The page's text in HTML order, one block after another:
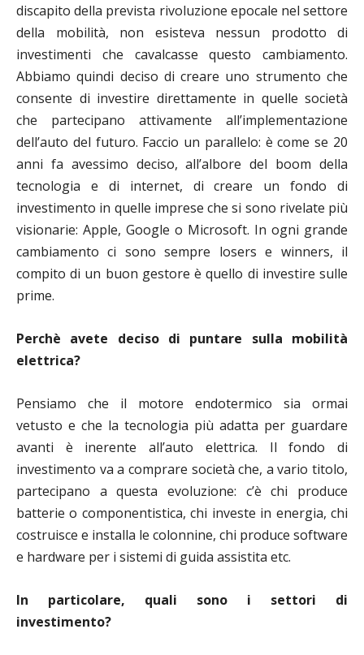
discapito della prevista rivoluzione epocale nel settore
della mobilità, non esisteva nessun prodotto di
investimenti che cavalcasse questo cambiamento.
Abbiamo quindi deciso di creare uno strumento che
consente di investire direttamente in quelle società
che partecipano attivamente all’implementazione
dell’auto del futuro. Faccio un parallelo: è come se 20
anni fa avessimo deciso, all’albore del boom della
tecnologia e di internet, di creare un fondo di
investimento in quelle imprese che si sono rivelate più
visionarie: Apple, Google o Microsoft. In ogni grande
cambiamento ci sono sempre losers e winners, il
compito di un buon gestore è quello di investire sulle
prime.
Perchè avete deciso di puntare sulla mobilità
elettrica?
Pensiamo che il motore endotermico sia ormai
vetusto e che la tecnologia più adatta per guardare
avanti è inerente all’auto elettrica. Il fondo di
investimento va a comprare società che, a vario titolo,
partecipano a questa evoluzione: c’è chi produce
batterie o componentistica, chi investe in energia, chi
costruisce e installa le colonnine, chi produce software
e hardware per i sistemi di guida assistita etc.
In particolare, quali sono i settori di
investimento?